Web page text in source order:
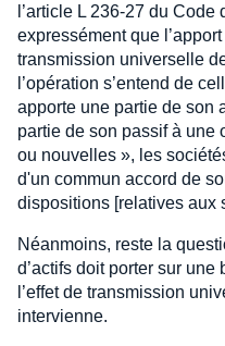
l’article L 236-27 du
expressément que
transmission universelle
l’opération s’entend de
apporte une partie de son
partie de son passif à une
ou nouvelles », les
d'un commun accord de
dispositions [relatives aux
Néanmoins, reste la
d’actifs doit porter sur une
l’effet de transmission
intervienne.